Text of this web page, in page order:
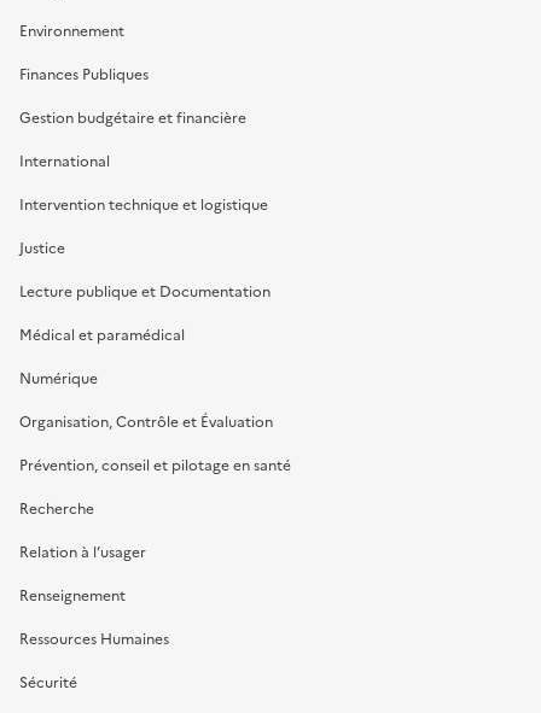
Environnement
Finances Publiques
Gestion budgétaire et financière
International
Intervention technique et logistique
Justice
Lecture publique et Documentation
Médical et paramédical
Numérique
Organisation, Contrôle et Évaluation
Prévention, conseil et pilotage en santé
Recherche
Relation à l’usager
Renseignement
Ressources Humaines
Sécurité